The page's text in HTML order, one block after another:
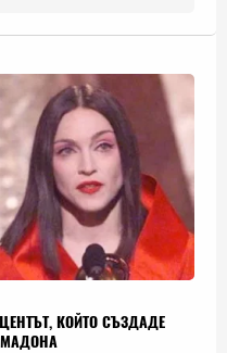
КОЙТО СЪЗДАДЕ
МАДОНА